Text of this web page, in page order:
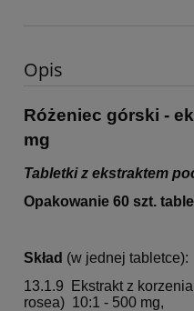
Opis
Różeniec górski -
mg
Tabletki z ekstraktem
Opakowanie 60 szt.
Skład (w jednej tabletce):
13.1.9 Ekstrakt z
rosea) 10:1 - 500 mg,